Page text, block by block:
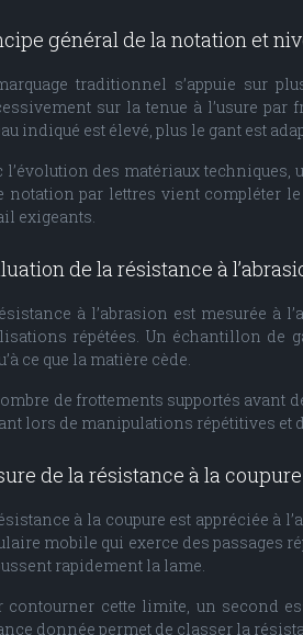
général de la notation et
traditionnel s’appuie sur
sur la tenue à l’usure
indiqué est élevé, plus le gant est
l’évolution des matériaux
notation par lettres vient compléter
exigeants.
de la résistance à
à l’abrasion est mesurée à
répétées. Un échantillon de
ce que la matière cède.
de frottements supportés avant
lors de manipulations répétitives et
de la résistance à la coupure
à la coupure est appréciée à
mobile qui exerce des passages
rapidement la lame.
contourner cette limite, un second
donnée permet de classer la